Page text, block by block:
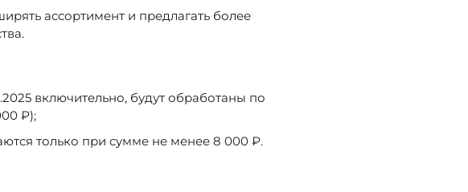
ассортимент и предлагать более
включительно, будут обработаны по
₽);
только при сумме не менее 8 000 ₽.